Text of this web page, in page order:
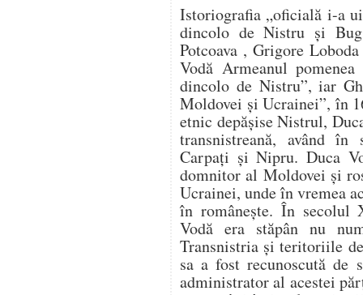
Istoriografia „oficială i-a
dincolo de Nistru şi
Potcoava , Grigore
Vodă Armeanul
dincolo de Nistru”, iar
Moldovei și Ucrainei”, în
etnic depășise Nistrul,
transnistreană, având
Carpați și Nipru. Duca
domnitor al Moldovei şi
Ucrainei, unde în vremea
în româneşte. În secolul
Vodă era stăpân nu
Transnistria şi teritoriile
sa a fost recunoscută de
administrator al acestei